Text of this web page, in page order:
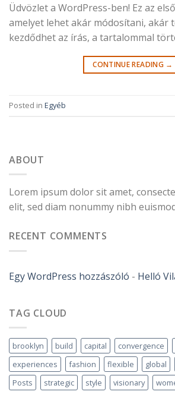
Üdvözlet a WordPress-ben! Ez az
amelyet lehet akár módosítani, akár
kezdődhet az írás, a tartalommal
CONTINUE READING →
Posted in Egyéb
ABOUT
Lorem ipsum dolor sit amet,
elit, sed diam nonummy nibh
RECENT COMMENTS
Egy WordPress hozzászóló - Helló
TAG CLOUD
brooklyn build capital convergence
experiences
fashion flexible global
Posts
strategic style visionary